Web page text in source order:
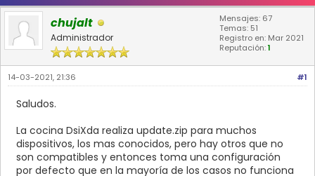
chujalt
Administrador
Mensajes: 67
Temas: 51
Registro en: Mar 2021
Reputación:1
#1
14-03-2021, 21:36
Saludos.
La cocina DsiXda realiza update.zip para muchos
dispositivos, los mas conocidos, pero hay otros que no
son compatibles y entonces toma una configuración
por defecto que en la mayoría de los casos no funciona